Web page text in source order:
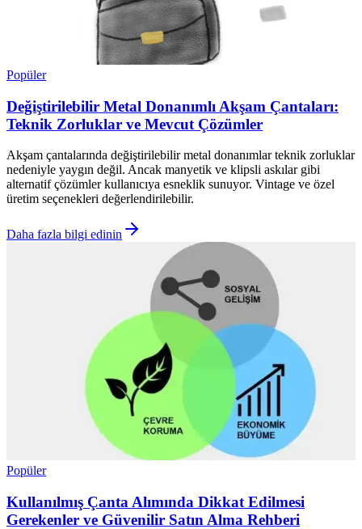
Popüler
Değiştirilebilir Metal Donanımlı Akşam Çantaları:
Teknik Zorluklar ve Mevcut Çözümler
Akşam çantalarında değiştirilebilir metal donanımlar teknik zorluklar
nedeniyle yaygın değil. Ancak manyetik ve klipsli askılar gibi
alternatif çözümler kullanıcıya esneklik sunuyor. Vintage ve özel
üretim seçenekleri değerlendirilebilir.
Daha fazla bilgi edinin
Popüler
Kullanılmış Çanta Alımında Dikkat Edilmesi
Gerekenler ve Güvenilir Satın Alma Rehberi